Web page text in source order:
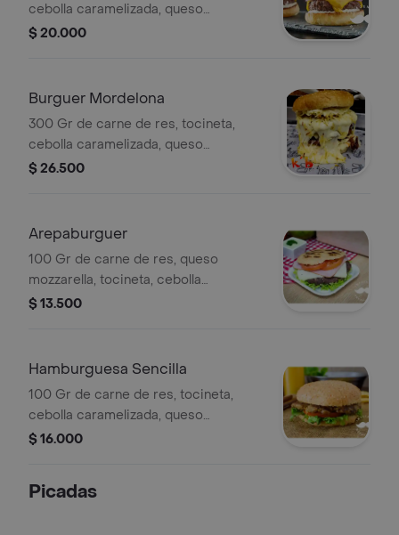
cebolla caramelizada, queso
mozzarella, ensalada de la casa y ripio
$ 20.000
Burguer Mordelona
300 Gr de carne de res, tocineta,
cebolla caramelizada, queso
mozzarella, ensalada de la casa y ripio
$ 26.500
Arepaburguer
100 Gr de carne de res, queso
mozzarella, tocineta, cebolla
caramelizada, ensalada de la casa y
$ 13.500
Hamburguesa Sencilla
100 Gr de carne de res, tocineta,
cebolla caramelizada, queso
mozzarella, ensalada de la casa y ripio
$ 16.000
Picadas